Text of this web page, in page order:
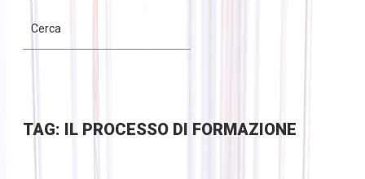
TAG: IL PROCESSO DI FORMAZIONE